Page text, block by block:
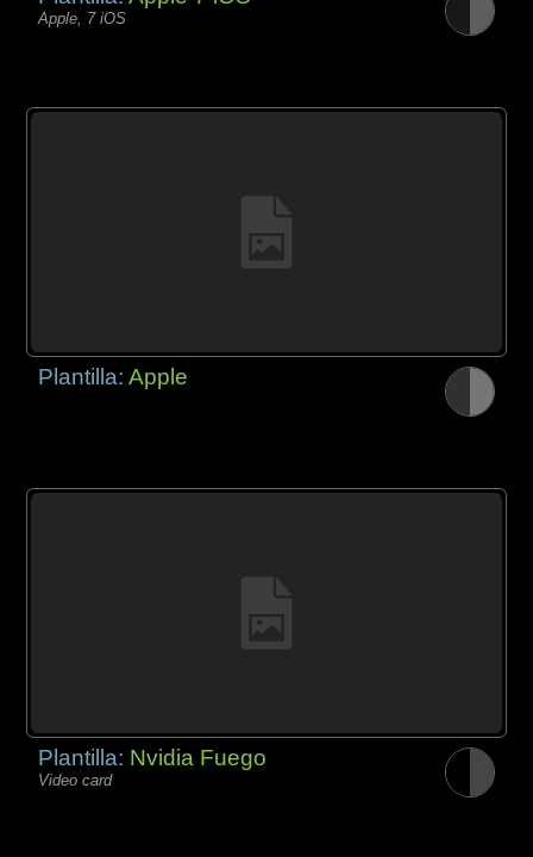
Apple, 7 iOS
Plantilla:Apple
Plantilla: Nvidia Fuego
Video card